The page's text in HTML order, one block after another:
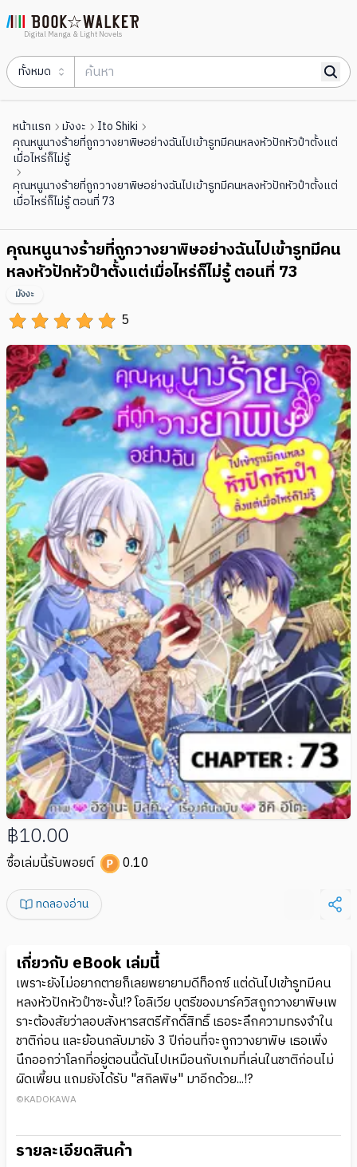
Digital Manga & Light Novels
ทั้งหมด
หน้าแรก มังงะ
Ito Shiki
คุณหนูนางร้ายที่ถูกวางยาพิษอย่างฉันไปเข้ารูทมีคนหลงหัวปักหัวปําตั้งแต่
เมื่อไหร่ก็ไม่รู้
คุณหนูนางร้ายที่ถูกวางยาพิษอย่างฉันไปเข้ารูทมีคนหลงหัวปักหัวปําตั้งแต่
เมื่อไหร่ก็ไม่รู้ ตอนที่ 73
คุณหนูนางร้ายที่ถูกวางยาพิษอย่างฉันไปเข้ารูทมีคน
หลงหัวปักหัวปําตั้งแต่เมื่อไหร่ก็ไม่รู้ ตอนที่ 73
5
มังงะ
฿10.00
ซื้อเล่มนี้รับพอยต์ 0.10
ทดลองอ่าน
เกี่ยวกับ eBook เล่มนี้
เพราะยังไม่อยากตายก็เลยพยายามดีท็อกซ์ แต่ดันไปเข้ารูทมีคน
หลงหัวปักหัวปำซะงั้น!? โอลิเวีย บุตรีของมาร์ควิสถูกวางยาพิษเพ
ราะต้องสัยว่าลอบสังหารสตรีศักดิ์สิทธิ์ เธอระลึกความทรงจำใน
ชาติก่อน และย้อนกลับมายัง 3 ปีก่อนที่จะถูกวางยาพิษ เธอเพิ่ง
นึกออกว่าโลกที่อยู่ตอนนี้ดันไปเหมือนกับเกมที่เล่นในชาติก่อนไม่
ผิดเพี้ยน แถมยังได้รับ "สกิลพิษ" มาอีกด้วย...!?
©KADOKAWA
รายละเอียดสินค้า